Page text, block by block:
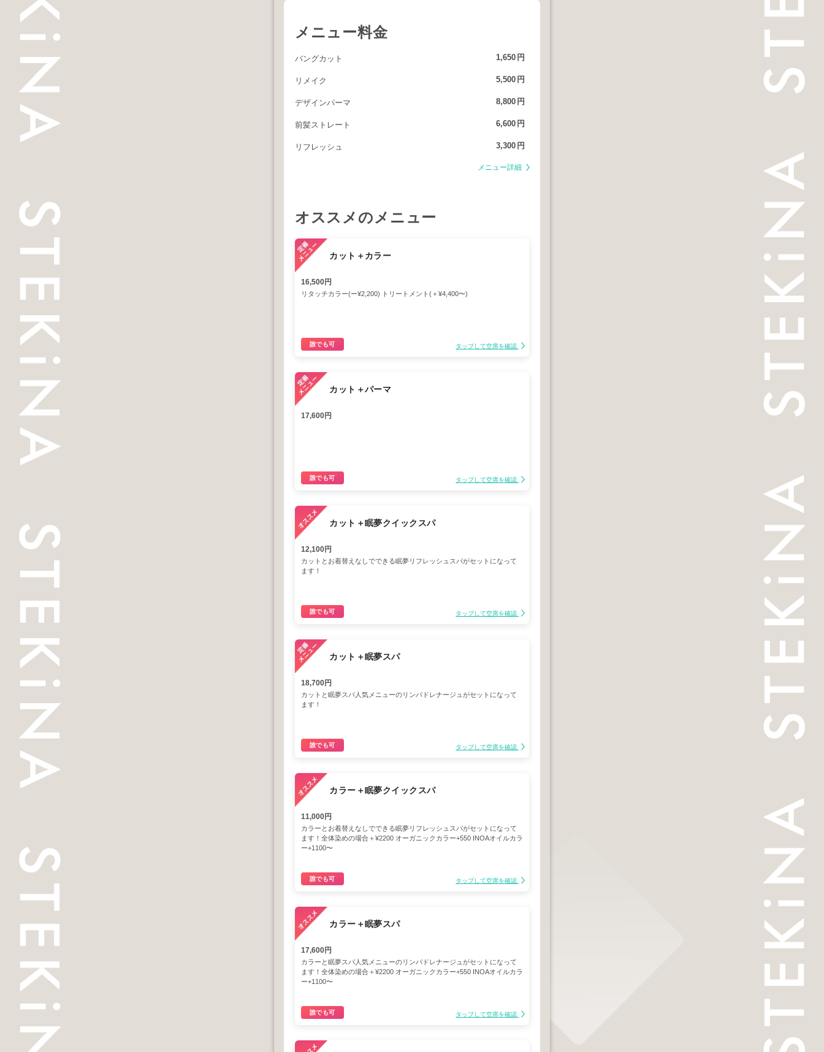
メニュー料金
バングカット 1,650 円
リメイク 5,500 円
デザインパーマ 8,800 円
前髪ストレート 6,600 円
リフレッシュ 3,300 円
メニュー詳細
オススメのメニュー
カット＋カラー
16,500円
リタッチカラー(ー¥2,200) トリートメント(＋¥4,400〜)
誰でも可 タップして空席を確認
カット＋パーマ
17,600円
誰でも可 タップして空席を確認
カット＋眠夢クイックスパ
12,100円
カットとお着替えなしでできる眠夢リフレッシュスパがセットになって
ます！
誰でも可 タップして空席を確認
カット＋眠夢スパ
18,700円
カットと眠夢スパ人気メニューのリンパドレナージュがセットになって
ます！
誰でも可 タップして空席を確認
カラー＋眠夢クイックスパ
11,000円
カラーとお着替えなしでできる眠夢リフレッシュスパがセットになって
ます！全体染めの場合＋¥2200 オーガニックカラー+550 INOAオイルカラ
ー+1100〜
誰でも可 タップして空席を確認
カラー＋眠夢スパ
17,600円
カラーと眠夢スパ人気メニューのリンパドレナージュがセットになって
ます！全体染めの場合＋¥2200 オーガニックカラー+550 INOAオイルカラ
ー+1100〜
誰でも可 タップして空席を確認